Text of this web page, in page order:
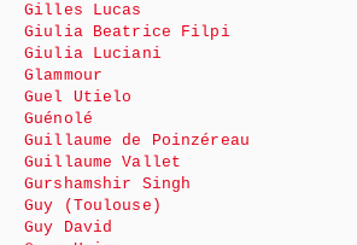
Gilles Lucas
Giulia Beatrice Filpi
Giulia Luciani
Glammour
Guel Utielo
Guénolé
Guillaume de Poinzéreau
Guillaume Vallet
Gurshamshir Singh
Guy (Toulouse)
Guy David